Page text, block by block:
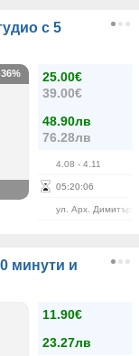
с 5
25.00€
39.00€
48.90лв
76.28лв
4.08 - 4.11
05:20:06
ул. Арх. Димитър
минути и
11.90€
23.27лв